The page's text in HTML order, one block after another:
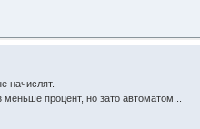
начислят.
процент, но зато автоматом...